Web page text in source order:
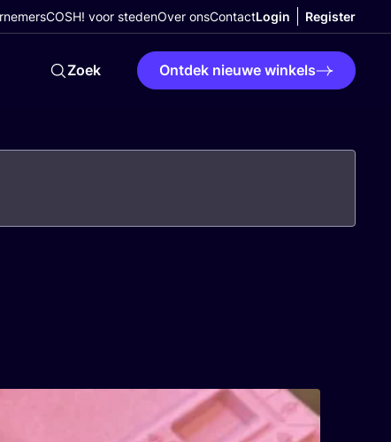
COSH! voor stedenOver onsContactLogin Register
Zoek Ontdek nieuwe winkels